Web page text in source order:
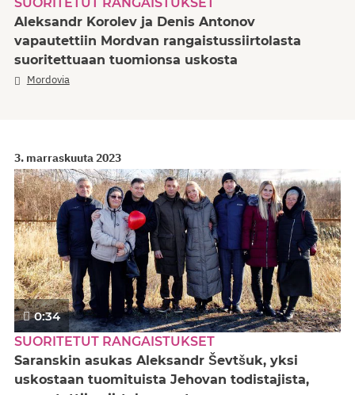
Aleksandr Korolev ja Denis Antonov
vapautettiin Mordvan rangaistussiirtolasta
suoritettuaan tuomionsa uskosta
Mordovia
3. marraskuuta 2023
0:34
SUORITETUT RANGAISTUKSET
Saranskin asukas Aleksandr Ševtšuk, yksi
uskostaan tuomituista Jehovan todistajista,